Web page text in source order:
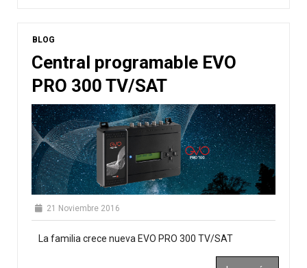
Central programable EVO
PRO 300 TV/SAT
BLOG
21 Noviembre 2016
La familia crece nueva EVO PRO 300 TV/SAT